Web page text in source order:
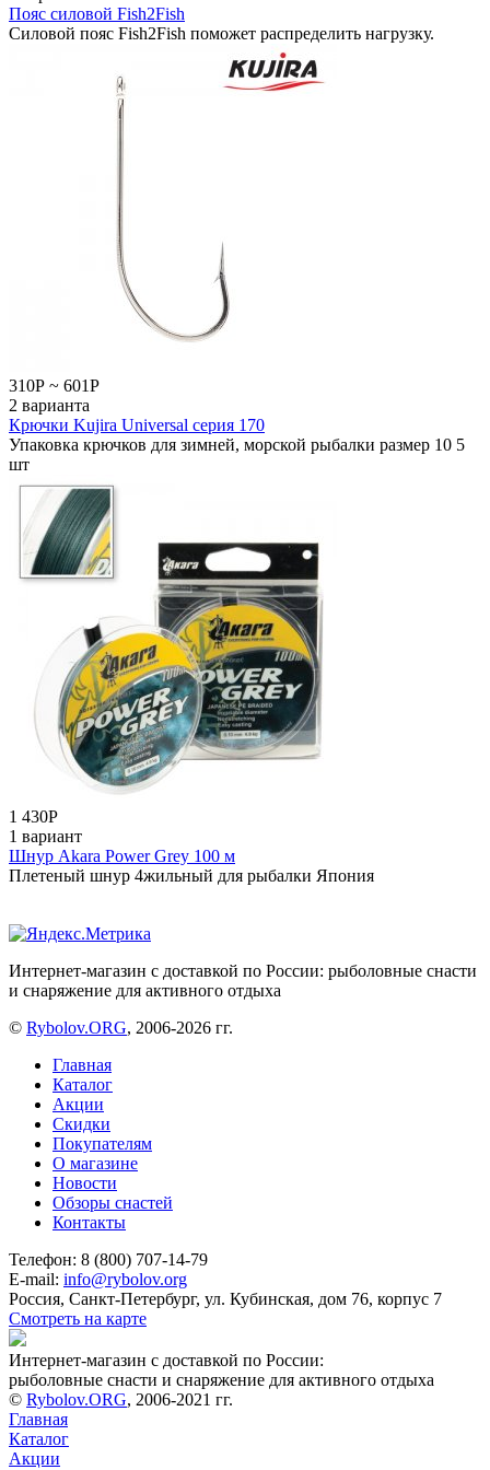
Пояс силовой Fish2Fish
Силовой пояс Fish2Fish поможет распределить нагрузку.
310Р ~ 601Р
2 варианта
Крючки Kujira Universal серия 170
Упаковка крючков для зимней, морской рыбалки размер 10 5
шт
1 430Р
1 вариант
Шнур Akara Power Grey 100 м
Плетеный шнур 4жильный для рыбалки Япония
Интернет-магазин с доставкой по России: рыболовные снасти
и снаряжение для активного отдыха
© Rybolov.ORG, 2006-2026 гг.
Главная
Каталог
Акции
Скидки
Покупателям
О магазине
Новости
Обзоры снастей
Контакты
Телефон: 8 (800) 707-14-79
E-mail: info@rybolov.org
Россия, Санкт-Петербург, ул. Кубинская, дом 76, корпус 7
Смотреть на карте
Интернет-магазин с доставкой по России:
рыболовные снасти и снаряжение для активного отдыха
© Rybolov.ORG, 2006-2021 гг.
Главная
Каталог
Акции